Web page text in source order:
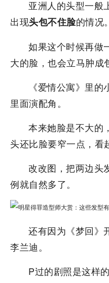
亚洲人的头型一般
出现头包不住脸的情况。
如果这个时候再做
大的脸，也会立马肿成
《爱情公寓》里的
里面演配角。
本来她脸是不大的
头还比脸要窄一点，看
改改图，把两边头
例就自然多了。
还有因为《梦回》
李兰迪。
P过的剧照是这样